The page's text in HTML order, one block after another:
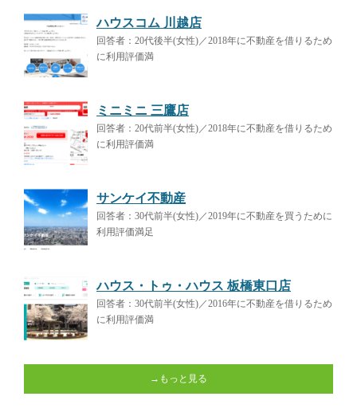
ハウスコム 川越店
回答者：20代後半(女性)／2018年に不動産を借りるため
に利用評価満
ミニミニ 三鷹店
回答者：20代前半(女性)／2018年に不動産を借りるため
に利用評価満
サンケイ不動産
回答者：30代前半(女性)／2019年に不動産を買うために
利用評価満足
ハウス・トゥ・ハウス 板橋東口店
回答者：30代前半(女性)／2016年に不動産を借りるため
に利用評価満
→もっと見る